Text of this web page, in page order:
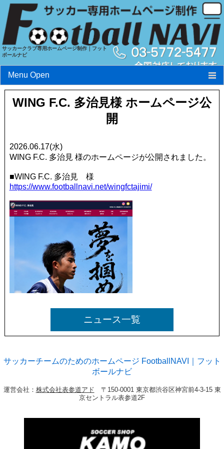
サッカークラブ専用ホームページ制作｜フット
ボールナビ
Menu Open
フットボールナビとは?
実績
お申込み・お問い合わせ
WING F.C. 多治見様 ホームページ公
開
2026.06.17(水)
WING F.C. 多治見 様のホームページが公開されました。
■WING F.C. 多治見 様
https://www.footballnavi.net/wingfctajimi/
ニュース一覧
サッカーチームのためのホームページ FootballNAVI｜フット
ボールナビ
運営会社： 株式会社表参道アド 〒150-0001 東京都渋谷区神宮前4-3-15 東
京セントラル表参道2F